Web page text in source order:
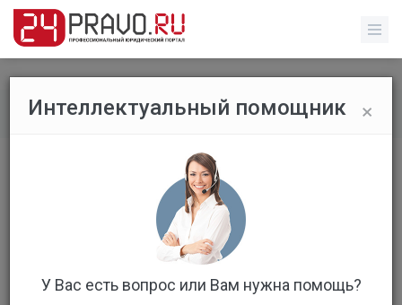
Все вопросы / Гражданское право
Как привлечь врача к
ответственности?
Вопрос уже решен
Ответов: 4
×
Интеллектуальный помощник
У Вас есть вопрос или Вам нужна помощь?